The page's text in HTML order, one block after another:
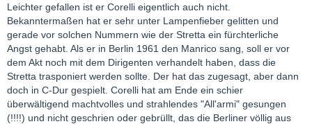
Leichter gefallen ist er Corelli eigentlich auch nicht.
Bekanntermaßen hat er sehr unter Lampenfieber gelitten und
gerade vor solchen Nummern wie der Stretta ein fürchterliche
Angst gehabt. Als er in Berlin 1961 den Manrico sang, soll er vor
dem Akt noch mit dem Dirigenten verhandelt haben, dass die
Stretta trasponiert werden sollte. Der hat das zugesagt, aber dann
doch in C-Dur gespielt. Corelli hat am Ende ein schier
überwältigend machtvolles und strahlendes "All'armi" gesungen
(!!!!) und nicht geschrien oder gebrüllt, das die Berliner völlig aus